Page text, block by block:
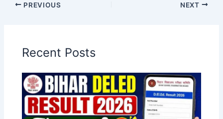
PREVIOUS NEXT
Recent Posts